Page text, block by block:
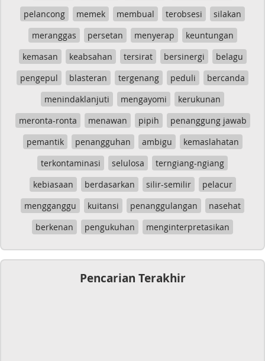
pelancong
memek membual terobsesi
silakan
meranggas
persetan menyerap
keuntungan
kemasan
keabsahan tersirat bersinergi
belagu
pengepul
blasteran tergenang peduli
bercanda
menindaklanjuti
mengayomi
kerukunan
meronta-ronta
menawan pipih
penanggung jawab
pemantik
penangguhan ambigu
kemaslahatan
terkontaminasi
selulosa
terngiang-ngiang
kebiasaan
berdasarkan silir-semilir
pelacur
mengganggu
kuitansi penanggulangan
nasehat
berkenan
pengukuhan menginterpretasikan
Pencarian Terakhir